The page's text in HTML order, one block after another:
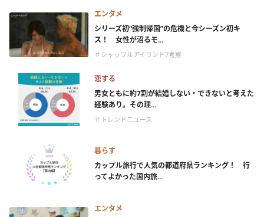
エンタメ
シリーズ初“強制帰国”の危機と今シーズン初キ
ス！ 女性が沼るモ...
＃シャッフルアイランド7考察
恋する
男女ともに約7割が結婚しない・できないと考えた
経験あり。その理...
＃トレンドニュース
暮らす
カップル旅行で人気の都道府県ランキング！ 行
ってよかった国内旅...
エンタメ